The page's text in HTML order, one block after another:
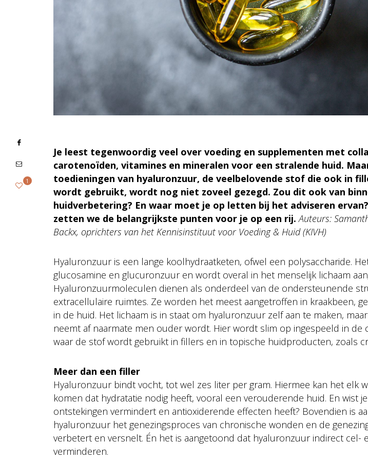
Je leest tegenwoordig veel over voeding en supplementen met
carotenoïden, vitamines en mineralen voor een stralende huid.
toedieningen van hyaluronzuur, de veelbelovende stof die ook in
wordt gebruikt, wordt nog niet zoveel gezegd. Zou dit ook van
huidverbetering? En waar moet je op letten bij het adviseren
zetten we de belangrijkste punten voor je op een rij. Auteurs:
Backx, oprichters van het Kennisinstituut voor Voeding & Huid (KIVH)
Hyaluronzuur is een lange koolhydraatketen, ofwel een polysaccharide.
glucosamine en glucuronzuur en wordt overal in het menselijk lichaam
Hyaluronzuurmoleculen dienen als onderdeel van de ondersteunende
extracellulaire ruimtes. Ze worden het meest aangetroffen in kraakbeen,
in de huid. Het lichaam is in staat om hyaluronzuur zelf aan te maken,
neemt af naarmate men ouder wordt. Hier wordt slim op ingespeeld in de
waar de stof wordt gebruikt in fillers en in topische huidproducten, zoals
Meer dan een filler
Hyaluronzuur bindt vocht, tot wel zes liter per gram. Hiermee kan het elk
komen dat hydratatie nodig heeft, vooral een verouderende huid. En wist
ontstekingen vermindert en antioxiderende effecten heeft? Bovendien is
hyaluronzuur het genezingsproces van chronische wonden en de
verbetert en versnelt. Én het is aangetoond dat hyaluronzuur indirect cel-
verminderen.
1